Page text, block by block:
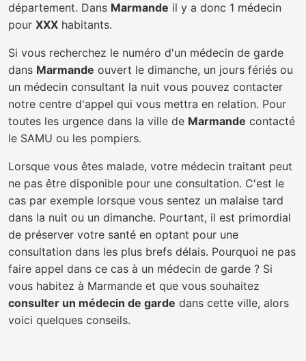
département. Dans Marmande il y a donc 1 médecin
pour XXX habitants.
Si vous recherchez le numéro d'un médecin de garde
dans Marmande ouvert le dimanche, un jours fériés ou
un médecin consultant la nuit vous pouvez contacter
notre centre d'appel qui vous mettra en relation. Pour
toutes les urgence dans la ville de Marmande contacté
le SAMU ou les pompiers.
Lorsque vous êtes malade, votre médecin traitant peut
ne pas être disponible pour une consultation. C'est le
cas par exemple lorsque vous sentez un malaise tard
dans la nuit ou un dimanche. Pourtant, il est primordial
de préserver votre santé en optant pour une
consultation dans les plus brefs délais. Pourquoi ne pas
faire appel dans ce cas à un médecin de garde ? Si
vous habitez à Marmande et que vous souhaitez
consulter un médecin de garde dans cette ville, alors
voici quelques conseils.